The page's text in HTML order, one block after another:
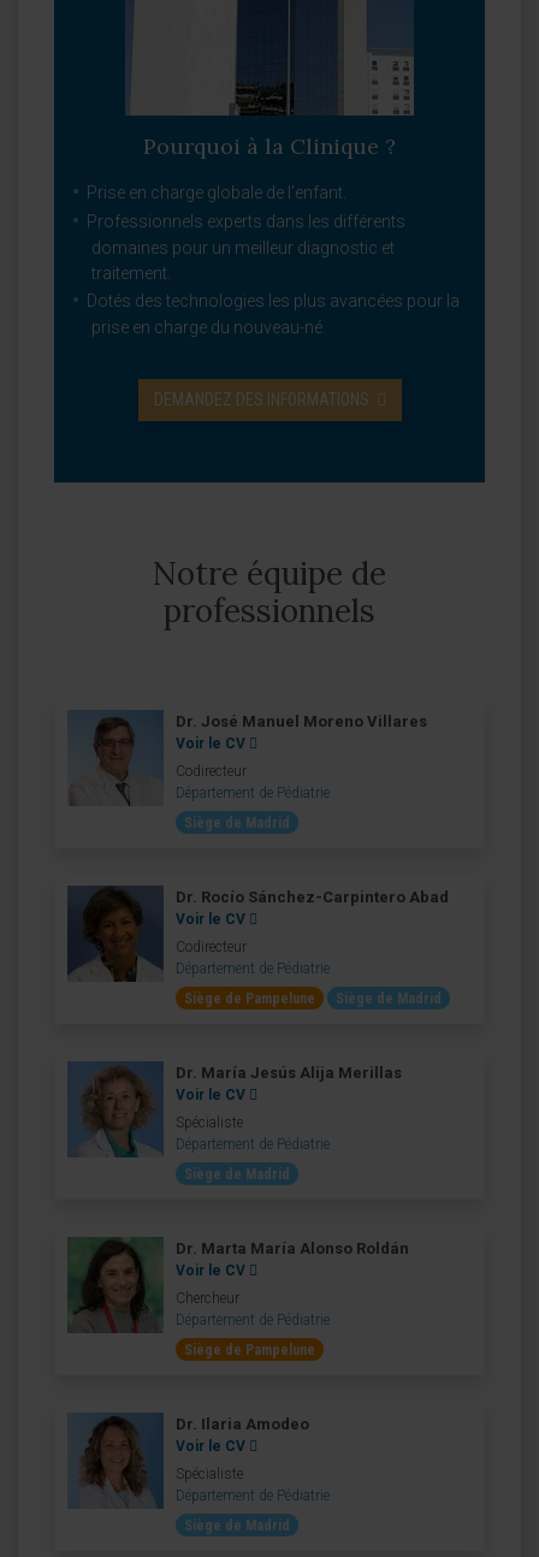
Pourquoi à la Clinique ?
Prise en charge globale de l’enfant.
Professionnels experts dans les différents
domaines pour un meilleur diagnostic et
traitement.
Dotés des technologies les plus avancées pour la
prise en charge du nouveau-né.
DEMANDEZ DES INFORMATIONS
Notre équipe de
professionnels
Dr. José Manuel Moreno Villares
Voir le CV
Codirecteur
Département de Pédiatrie
Siège de Madrid
Dr. Rocío Sánchez-Carpintero Abad
Voir le CV
Codirecteur
Département de Pédiatrie
Siège de Pampelune
Siège de Madrid
Dr. María Jesús Alija Merillas
Voir le CV
Spécialiste
Département de Pédiatrie
Siège de Madrid
Dr. Marta María Alonso Roldán
Voir le CV
Chercheur
Département de Pédiatrie
Siège de Pampelune
Dr. Ilaria Amodeo
Voir le CV
Spécialiste
Département de Pédiatrie
Siège de Madrid